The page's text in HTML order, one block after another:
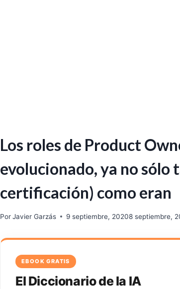
Los roles de Product
evolucionado, ya no sólo
certificación) como eran
PorJavier Garzás 9 septiembre, 20208 septiembre,
EBOOK GRATIS
El Diccionario de la IA